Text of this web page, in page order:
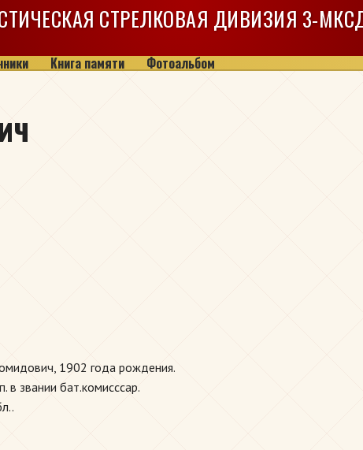
СТРЕЛКОВАЯ ДИВИЗИЯ 3-
Книга памяти Фотоальбом
1902 года рождения.
в звании бат.комисссар.